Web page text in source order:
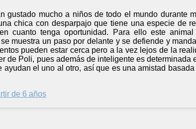
gustado mucho a niños de todo el mundo durante
chica con desparpajo que tiene una especie de
cuanto tenga oportunidad. Para ello este
muestra un paso por delante y se defiende y
pueden estar cerca pero a la vez lejos de la
de Poli, pues además de inteligente es
ayudan el uno al otro, así que es una amistad
de 6 años